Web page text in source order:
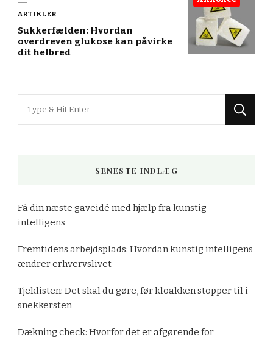
ARTIKLER
Sukkerfælden: Hvordan
overdreven glukose kan påvirke
dit helbred
SENESTE INDLÆG
Få din næste gaveidé med hjælp fra kunstig
intelligens
Fremtidens arbejdsplads: Hvordan kunstig intelligens
ændrer erhvervslivet
Tjeklisten: Det skal du gøre, før kloakken stopper til i
snekkersten
Dækning check: Hvorfor det er afgørende for